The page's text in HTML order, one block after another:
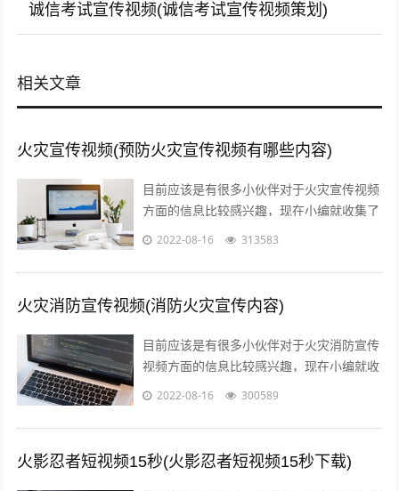
诚信考试宣传视频(诚信考试宣传视频策划)
相关文章
火灾宣传视频(预防火灾宣传视频有哪些内容)
目前应该是有很多小伙伴对于火灾宣传视频
方面的信息比较感兴趣，现在小编就收集了
一些与预防火灾宣传视频有哪些内容相关的
2022-08-16 313583
火灾消防宣传视频(消防火灾宣传内容)
目前应该是有很多小伙伴对于火灾消防宣传
视频方面的信息比较感兴趣，现在小编就收
集了一些与消防火灾宣传内容相关的信息来
2022-08-16 300589
火影忍者短视频15秒(火影忍者短视频15秒下载)